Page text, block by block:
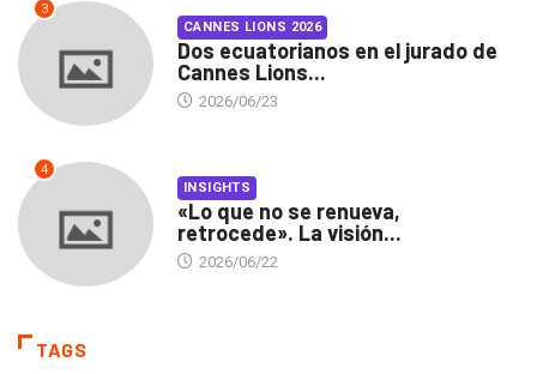
3
CANNES LIONS 2026
Dos ecuatorianos en el jurado de
Cannes Lions...
2026/06/23
4
INSIGHTS
«Lo que no se renueva,
retrocede». La visión...
2026/06/22
TAGS